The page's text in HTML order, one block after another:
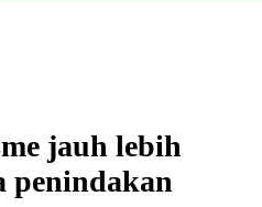
jauh lebih
penindakan